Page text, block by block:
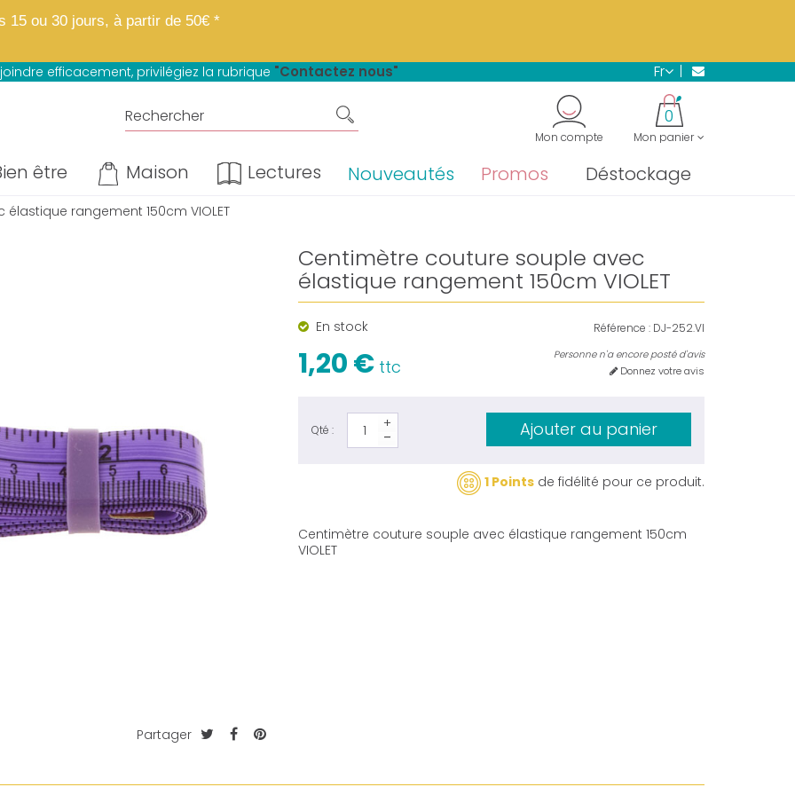
fait peau neuve. Mêmes matières, mêmes prix, mêmes avantages.
15 ou 30 jours, à partir de 50€ *
paiement en 4 fois sans frais*
efficacement, privilégiez la rubrique "Contactez nous" fr
Mon panier
0
Mon compte
être Maison Lectures Nouveautés Promos Déstockage
rangement 150cm VIOLET
Partager
Centimètre couture souple avec
élastique rangement 150cm VIOLET
Référence : DJ-252.VI
En stock
Personne n'a encore posté d'avis
Donnez votre avis
1,20 € ttc
Qté : Ajouter au panier
1 Pointsde fidélité pour ce produit.
Centimètre couture souple avec élastique rangement 150cm
VIOLET